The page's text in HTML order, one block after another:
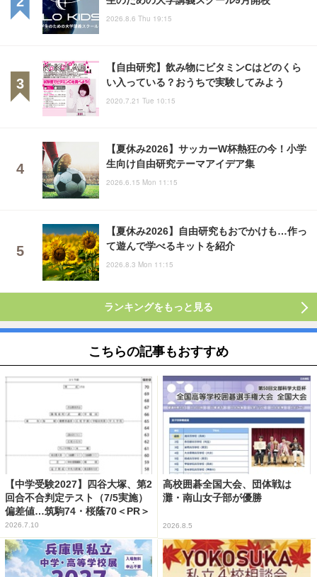
2026.8.6 Thu 19:15
【自由研究】飲み物にビタミンCはどのくら
い入っている？おうちで実験してみよう
2020.7.21 Tue 10:15
【夏休み2026】サッカーW杯熱狂の今！小学
生向け自由研究テーマアイデア集
2026.6.15 Mon 11:15
【夏休み2026】自由研究もおでかけも…作っ
て遊んで学べるキットを紹介
2026.8.3 Mon 11:15
ランキングをもっと見る
こちらの記事もおすすめ
【中学受験2027】四谷大塚、第2
回合不合判定テスト（7/5実施）
偏差値…筑駒74・桜蔭70＜PR＞
2026.7.10
高校囲碁全国大会、団体戦は
灘・南山女子部が優勝
2026.8.5